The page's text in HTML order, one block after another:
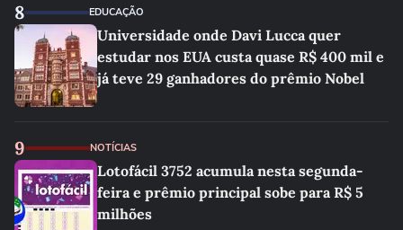
8 EDUCAÇÃO
Universidade onde Davi Lucca quer
estudar nos EUA custa quase R$ 400 mil e
já teve 29 ganhadores do prêmio Nobel
9 NOTÍCIAS
Lotofácil 3752 acumula nesta segunda-
feira e prêmio principal sobe para R$ 5
milhões